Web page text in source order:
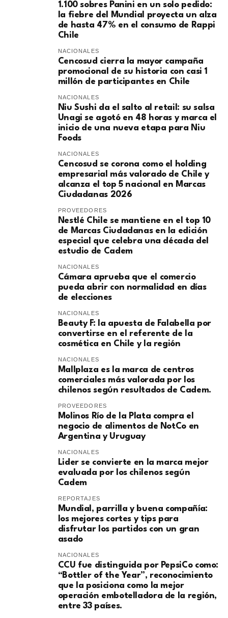
1.100 sobres Panini en un solo pedido:
la fiebre del Mundial proyecta un alza
de hasta 47% en el consumo de Rappi
Chile
NACIONALES
Cencosud cierra la mayor campaña
promocional de su historia con casi 1
millón de participantes en Chile
NACIONALES
Niu Sushi da el salto al retail: su salsa
Unagi se agotó en 48 horas y marca el
inicio de una nueva etapa para Niu
Foods
NACIONALES
Cencosud se corona como el holding
empresarial más valorado de Chile y
alcanza el top 5 nacional en Marcas
Ciudadanas 2026
PROVEEDORES
Nestlé Chile se mantiene en el top 10
de Marcas Ciudadanas en la edición
especial que celebra una década del
estudio de Cadem
NACIONALES
Cámara aprueba que el comercio
pueda abrir con normalidad en días
de elecciones
NACIONALES
Beauty F: la apuesta de Falabella por
convertirse en el referente de la
cosmética en Chile y la región
NACIONALES
Mallplaza es la marca de centros
comerciales más valorada por los
chilenos según resultados de Cadem.
PROVEEDORES
Molinos Río de la Plata compra el
negocio de alimentos de NotCo en
Argentina y Uruguay
NACIONALES
Lider se convierte en la marca mejor
evaluada por los chilenos según
Cadem
REPORTAJES
Mundial, parrilla y buena compañía:
los mejores cortes y tips para
disfrutar los partidos con un gran
asado
NACIONALES
CCU fue distinguida por PepsiCo como:
“Bottler of the Year”, reconocimiento
que la posiciona como la mejor
operación embotelladora de la región,
entre 33 países.